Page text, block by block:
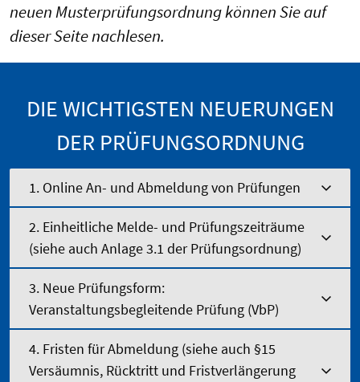
neuen Musterprüfungsordnung können Sie auf
dieser Seite nachlesen.
DIE WICHTIGSTEN NEUERUNGEN
DER PRÜFUNGSORDNUNG
1. Online An- und Abmeldung von Prüfungen
2. Einheitliche Melde- und Prüfungszeiträume
(siehe auch Anlage 3.1 der Prüfungsordnung)
3. Neue Prüfungsform:
Veranstaltungsbegleitende Prüfung (VbP)
4. Fristen für Abmeldung (siehe auch §15
Versäumnis, Rücktritt und Fristverlängerung